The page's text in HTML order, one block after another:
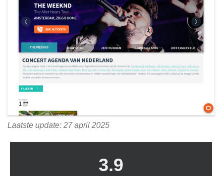
Laatste update: 27 april 2025
3.9